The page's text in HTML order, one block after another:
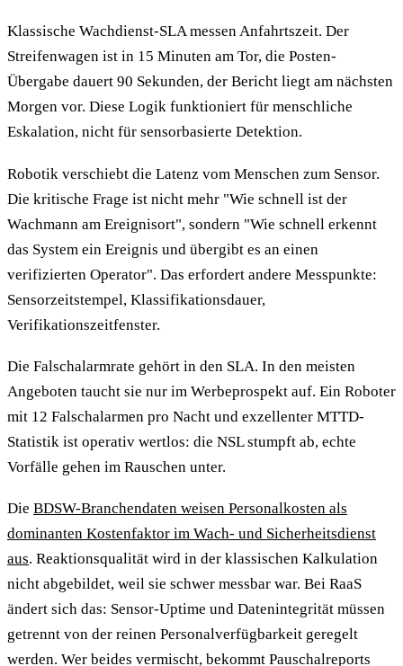
Klassische Wachdienst-SLA messen Anfahrtszeit. Der
Streifenwagen ist in 15 Minuten am Tor, die Posten-
Übergabe dauert 90 Sekunden, der Bericht liegt am nächsten
Morgen vor. Diese Logik funktioniert für menschliche
Eskalation, nicht für sensorbasierte Detektion.
Robotik verschiebt die Latenz vom Menschen zum Sensor.
Die kritische Frage ist nicht mehr "Wie schnell ist der
Wachmann am Ereignisort", sondern "Wie schnell erkennt
das System ein Ereignis und übergibt es an einen
verifizierten Operator". Das erfordert andere Messpunkte:
Sensorzeitstempel, Klassifikationsdauer,
Verifikationszeitfenster.
Die Falschalarmrate gehört in den SLA. In den meisten
Angeboten taucht sie nur im Werbeprospekt auf. Ein Roboter
mit 12 Falschalarmen pro Nacht und exzellenter MTTD-
Statistik ist operativ wertlos: die NSL stumpft ab, echte
Vorfälle gehen im Rauschen unter.
Die BDSW-Branchendaten weisen Personalkosten als
dominanten Kostenfaktor im Wach- und Sicherheitsdienst
aus. Reaktionsqualität wird in der klassischen Kalkulation
nicht abgebildet, weil sie schwer messbar war. Bei RaaS
ändert sich das: Sensor-Uptime und Datenintegrität müssen
getrennt von der reinen Personalverfügbarkeit geregelt
werden. Wer beides vermischt, bekommt Pauschalreports